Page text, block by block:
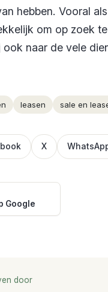
hebben. Vooral
om op zoek
naar de vele
leasen sale en
X
Google
door